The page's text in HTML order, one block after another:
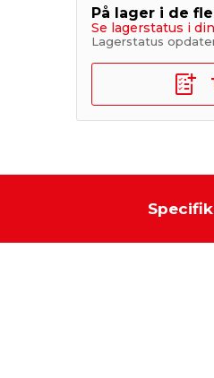
På lager i de
Se lagerstatus i
Lagerstatus